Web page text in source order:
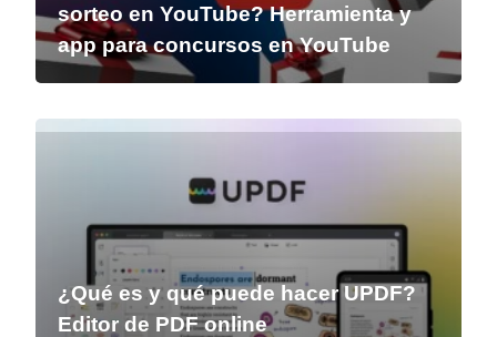
sorteo en YouTube? Herramienta y
app para concursos en YouTube
¿Qué es y qué puede hacer UPDF?
Editor de PDF online